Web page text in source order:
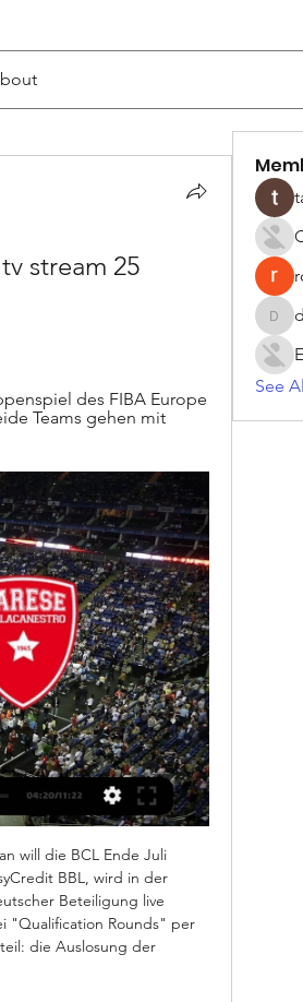
stream 25
des FIBA Europe
Teams gehen mit
will die BCL Ende Juli
BBL, wird in der
Beteiligung live
"Qualification Rounds" per
die Auslosung der
See